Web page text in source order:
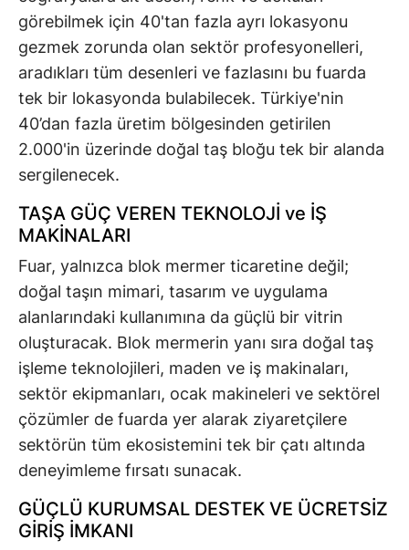
görebilmek için 40'tan fazla ayrı lokasyonu
gezmek zorunda olan sektör profesyonelleri,
aradıkları tüm desenleri ve fazlasını bu fuarda
tek bir lokasyonda bulabilecek. Türkiye'nin
40’dan fazla üretim bölgesinden getirilen
2.000'in üzerinde doğal taş bloğu tek bir alanda
sergilenecek.
TAŞA GÜÇ VEREN TEKNOLOJİ ve İŞ
MAKİNALARI
Fuar, yalnızca blok mermer ticaretine değil;
doğal taşın mimari, tasarım ve uygulama
alanlarındaki kullanımına da güçlü bir vitrin
oluşturacak. Blok mermerin yanı sıra doğal taş
işleme teknolojileri, maden ve iş makinaları,
sektör ekipmanları, ocak makineleri ve sektörel
çözümler de fuarda yer alarak ziyaretçilere
sektörün tüm ekosistemini tek bir çatı altında
deneyimleme fırsatı sunacak.
GÜÇLÜ KURUMSAL DESTEK VE ÜCRETSİZ
GİRİŞ İMKANI